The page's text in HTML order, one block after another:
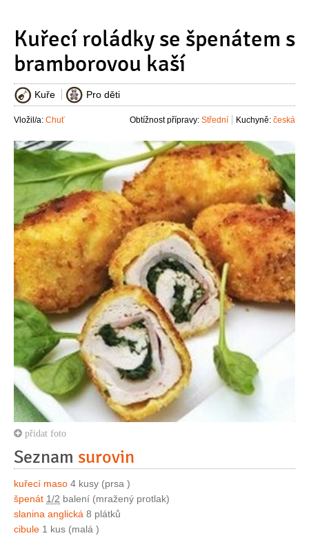
Kuřecí roládky se špenátem s
bramborovou kaší
Kuře Pro děti
Vložil/a: Chuť Kuchyně: česká
Obtížnost přípravy: Střední
přidat foto
Seznam surovin
kuřecí maso 4 kusy (prsa )
špenát 1/2 balení (mražený protlak)
slanina anglická 8 plátků
cibule 1 kus (malá )